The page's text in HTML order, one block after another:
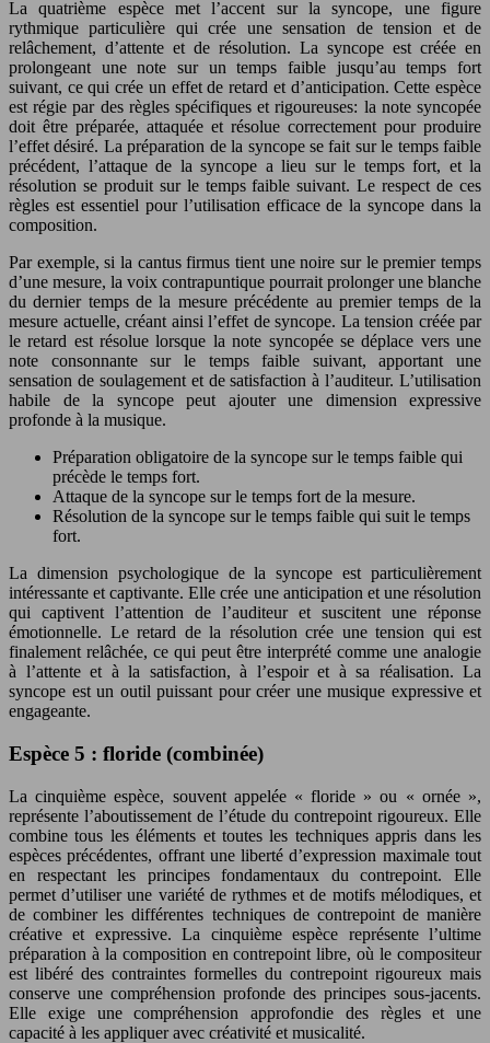
La quatrième espèce met l’accent sur la syncope, une figure
rythmique particulière qui crée une sensation de tension et de
relâchement, d’attente et de résolution. La syncope est créée en
prolongeant une note sur un temps faible jusqu’au temps fort
suivant, ce qui crée un effet de retard et d’anticipation. Cette espèce
est régie par des règles spécifiques et rigoureuses: la note syncopée
doit être préparée, attaquée et résolue correctement pour produire
l’effet désiré. La préparation de la syncope se fait sur le temps faible
précédent, l’attaque de la syncope a lieu sur le temps fort, et la
résolution se produit sur le temps faible suivant. Le respect de ces
règles est essentiel pour l’utilisation efficace de la syncope dans la
composition.
Par exemple, si la cantus firmus tient une noire sur le premier temps
d’une mesure, la voix contrapuntique pourrait prolonger une blanche
du dernier temps de la mesure précédente au premier temps de la
mesure actuelle, créant ainsi l’effet de syncope. La tension créée par
le retard est résolue lorsque la note syncopée se déplace vers une
note consonnante sur le temps faible suivant, apportant une
sensation de soulagement et de satisfaction à l’auditeur. L’utilisation
habile de la syncope peut ajouter une dimension expressive
profonde à la musique.
Préparation obligatoire de la syncope sur le temps faible qui
précède le temps fort.
Attaque de la syncope sur le temps fort de la mesure.
Résolution de la syncope sur le temps faible qui suit le temps
fort.
La dimension psychologique de la syncope est particulièrement
intéressante et captivante. Elle crée une anticipation et une résolution
qui captivent l’attention de l’auditeur et suscitent une réponse
émotionnelle. Le retard de la résolution crée une tension qui est
finalement relâchée, ce qui peut être interprété comme une analogie
à l’attente et à la satisfaction, à l’espoir et à sa réalisation. La
syncope est un outil puissant pour créer une musique expressive et
engageante.
Espèce 5 : floride (combinée)
La cinquième espèce, souvent appelée « floride » ou « ornée »,
représente l’aboutissement de l’étude du contrepoint rigoureux. Elle
combine tous les éléments et toutes les techniques appris dans les
espèces précédentes, offrant une liberté d’expression maximale tout
en respectant les principes fondamentaux du contrepoint. Elle
permet d’utiliser une variété de rythmes et de motifs mélodiques, et
de combiner les différentes techniques de contrepoint de manière
créative et expressive. La cinquième espèce représente l’ultime
préparation à la composition en contrepoint libre, où le compositeur
est libéré des contraintes formelles du contrepoint rigoureux mais
conserve une compréhension profonde des principes sous-jacents.
Elle exige une compréhension approfondie des règles et une
capacité à les appliquer avec créativité et musicalité.